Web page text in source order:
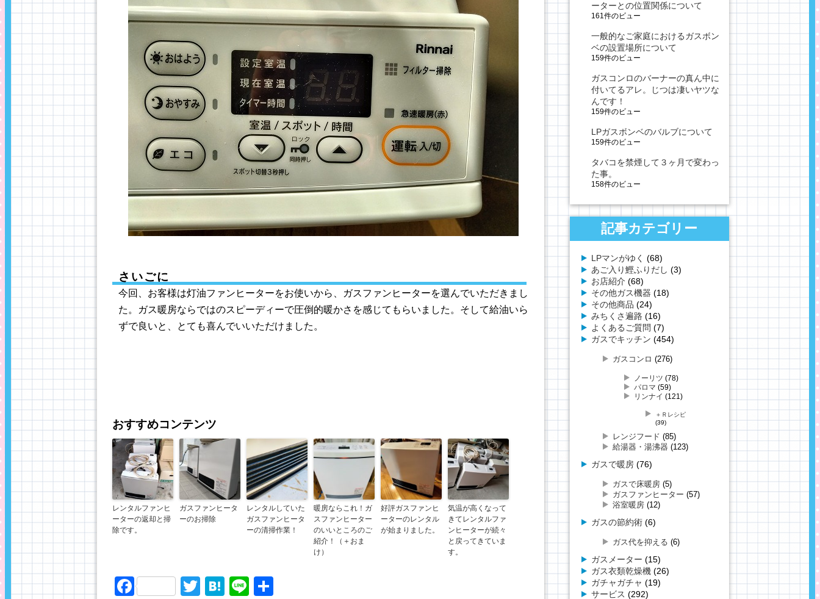
さいごに
今回、お客様は灯油ファンヒーターをお使いから、ガスファンヒーターを選んでいただきまし
た。ガス暖房ならではのスピーディーで圧倒的暖かさを感じてもらいました。そして給油いら
ずで良いと、とても喜んでいいただけました。
おすすめコンテンツ
レンタルファンヒ
ーターの返却と掃
除です。
ガスファンヒータ
ーのお掃除
レンタルしていた
ガスファンヒータ
ーの清掃作業！
暖房ならこれ！ガ
スファンヒーター
のいいところのご
紹介！（＋おま
け）
好評ガスファンヒ
ーターのレンタル
が始まりました。
気温が高くなって
きてレンタルファ
ンヒーターが続々
と戻ってきていま
す。
FacebookTwitterHatena
Line
ーターとの位置関係について
161件のビュー
一般的なご家庭におけるガスボン
ベの設置場所について
159件のビュー
ガスコンロのバーナーの真ん中に
付いてるアレ。じつは凄いヤツな
んです！
159件のビュー
LPガスボンベのバルブについて
159件のビュー
タバコを禁煙して３ヶ月で変わっ
た事。
158件のビュー
記事カテゴリー
LPマンがゆく (68)
あご入り鰹ふりだし (3)
お店紹介 (68)
その他ガス機器 (18)
その他商品 (24)
みちくさ遍路 (16)
よくあるご質問 (7)
ガスでキッチン (454)
ガスコンロ (276)
ノーリツ (78)
パロマ (59)
リンナイ (121)
＋Ｒレシピ
(39)
レンジフード (85)
給湯器・湯沸器 (123)
ガスで暖房(76)
ガスで床暖房(5)
ガスファンヒーター (57)
浴室暖房(12)
ガスの節約術(6)
ガス代を抑える (6)
ガスメーター (15)
ガス衣類乾燥機 (26)
ガチャガチャ (19)
サービス (292)